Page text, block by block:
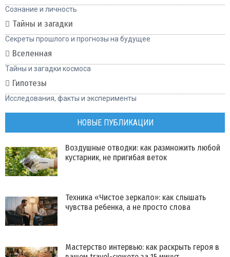
Сознание и личность
Тайны и загадки
Секреты прошлого и прогнозы на будущее
Вселенная
Тайны и загадки космоса
Гипотезы
Исследования, факты и эксперименты
НОВЫЕ ПУБЛИКАЦИИ
Воздушные отводки: как размножить любой
кустарник, не пригибая веток
Техника «Чистое зеркало»: как слышать
чувства ребенка, а не просто слова
Мастерство интервью: как раскрыть героя в